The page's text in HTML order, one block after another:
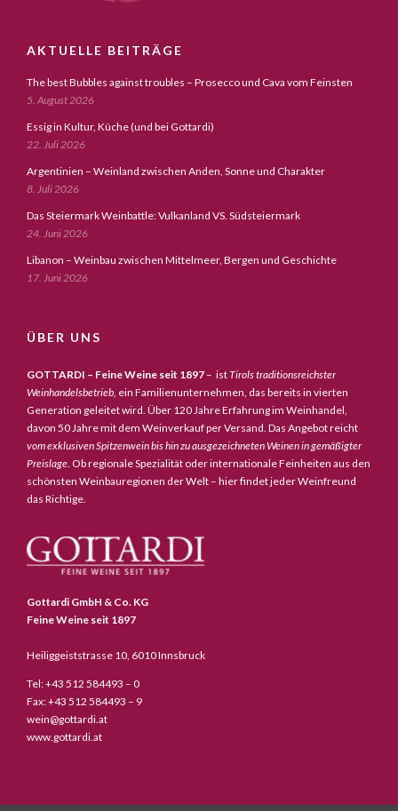
AKTUELLE BEITRÄGE
The best Bubbles against troubles – Prosecco und Cava vom Feinsten
5. August 2026
Essig in Kultur, Küche (und bei Gottardi)
22. Juli 2026
Argentinien – Weinland zwischen Anden, Sonne und Charakter
8. Juli 2026
Das Steiermark Weinbattle: Vulkanland VS. Südsteiermark
24. Juni 2026
Libanon – Weinbau zwischen Mittelmeer, Bergen und Geschichte
17. Juni 2026
ÜBER UNS
GOTTARDI – Feine Weine seit 1897 – istTirols traditionsreichster
Weinhandelsbetrieb, ein Familienunternehmen, das bereits in vierten
Generation geleitet wird. Über 120 Jahre Erfahrung im Weinhandel,
davon 50 Jahre mit dem Weinverkauf per Versand. Das Angebot reicht
vom exklusiven Spitzenwein bis hin zu ausgezeichneten Weinen in gemäßigter
Preislage. Ob regionale Spezialität oder internationale Feinheiten aus den
schönsten Weinbauregionen der Welt – hier findet jeder Weinfreund
das Richtige.
Gottardi GmbH & Co. KG
Feine Weine seit 1897
Heiliggeiststrasse 10, 6010 Innsbruck
Tel: +43 512 584493 – 0
Fax: +43 512 584493 – 9
wein@gottardi.at
www.gottardi.at